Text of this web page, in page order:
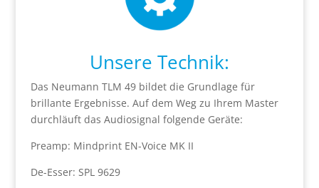
Unsere Technik:
Das Neumann TLM 49 bildet die Grundlage für
brillante Ergebnisse. Auf dem Weg zu Ihrem Master
durchläuft das Audiosignal folgende Geräte:
Preamp: Mindprint EN-Voice MK II
De-Esser: SPL 9629